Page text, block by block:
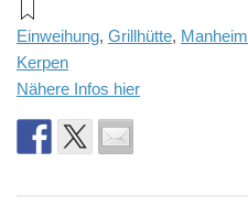
Einweihung, Grillhütte, Manheim
Kerpen
Nähere Infos hier